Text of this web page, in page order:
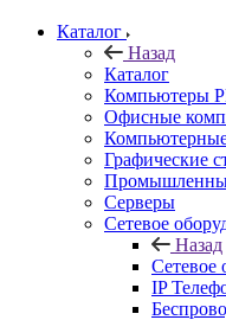
Каталог
Назад
Каталог
Компьютеры
Офисные
Графические
Серверы
Сетевое
Назад
Сетевое
IP